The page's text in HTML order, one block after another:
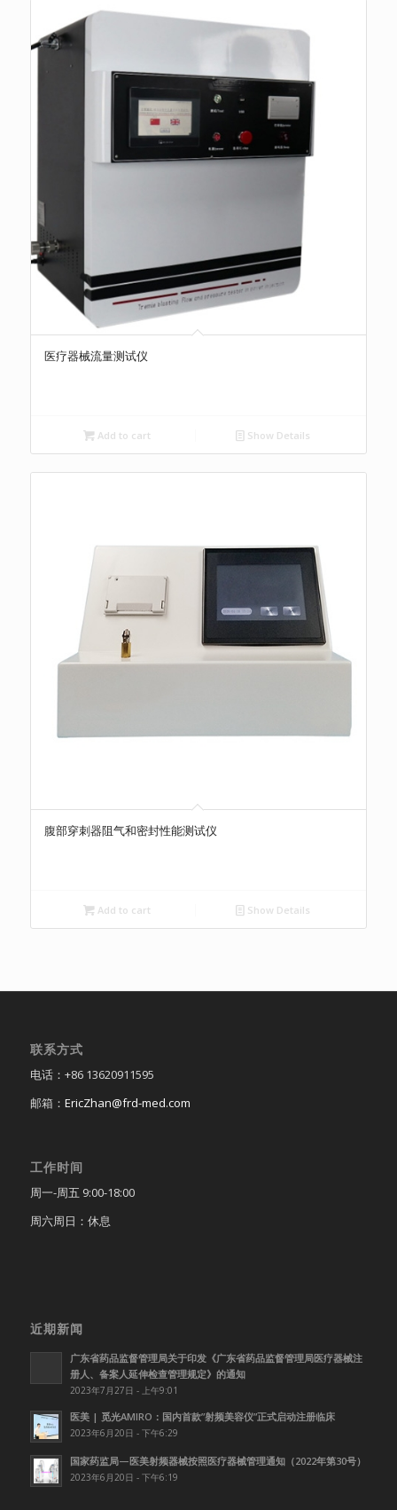
医疗器械流量测试仪
Add to cart Show Details
腹部穿刺器阻气和密封性能测试仪
Add to cart Show Details
联系方式
电话：+86 13620911595
邮箱： EricZhan@frd-med.com
工作时间
周一-周五 9:00-18:00
周六周日：休息
近期新闻
广东省药品监督管理局关于印发《广东省药品监督管理局医疗器械注
册人、备案人延伸检查管理规定》的通知
2023年7月27日 - 上午9:01
医美 | 觅光AMIRO：国内首款”射频美容仪”正式启动注册临床
2023年6月20日 - 下午6:29
国家药监局—医美射频器械按照医疗器械管理通知（2022年第30号）
2023年6月20日 - 下午6:19